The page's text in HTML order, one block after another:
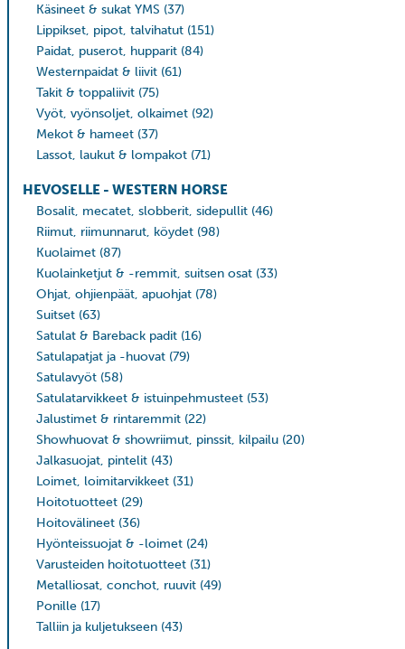
Käsineet & sukat YMS (37)
Lippikset, pipot, talvihatut (151)
Paidat, puserot, hupparit (84)
Westernpaidat & liivit (61)
Takit & toppaliivit (75)
Vyöt, vyönsoljet, olkaimet (92)
Mekot & hameet (37)
Lassot, laukut & lompakot (71)
HEVOSELLE - WESTERN HORSE
Bosalit, mecatet, slobberit, sidepullit (46)
Riimut, riimunnarut, köydet (98)
Kuolaimet (87)
Kuolainketjut & -remmit, suitsen osat (33)
Ohjat, ohjienpäät, apuohjat (78)
Suitset (63)
Satulat & Bareback padit (16)
Satulapatjat ja -huovat (79)
Satulavyöt (58)
Satulatarvikkeet & istuinpehmusteet (53)
Jalustimet & rintaremmit (22)
Showhuovat & showriimut, pinssit, kilpailu (20)
Jalkasuojat, pintelit (43)
Loimet, loimitarvikkeet (31)
Hoitotuotteet (29)
Hoitovälineet (36)
Hyönteissuojat & -loimet (24)
Varusteiden hoitotuotteet (31)
Metalliosat, conchot, ruuvit (49)
Ponille (17)
Talliin ja kuljetukseen (43)